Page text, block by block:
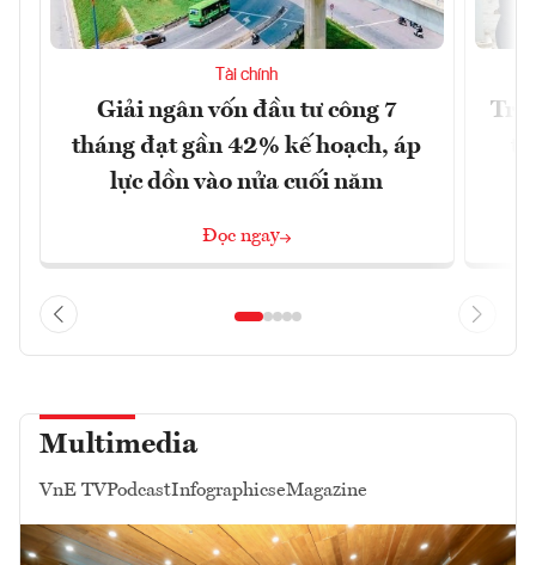
Tài chính
Giải ngân vốn đầu tư công 7
tháng đạt gần 42% kế hoạch, áp
lực dồn vào nửa cuối năm
Đọc ngay
Multimedia
VnE TVPodcastInfographicseMagazine